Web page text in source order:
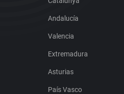
Andalucía
Valencia
Extremadura
Asturias
País Vasco